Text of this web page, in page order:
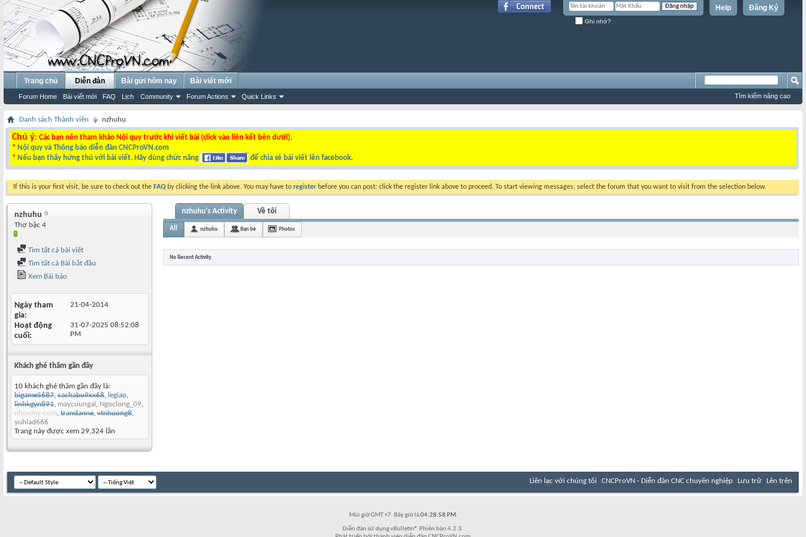
Đăng Ký
Help
Ghi nhớ?
Trang chủ Diễn đàn
Forum Home Bài viết mới FAQ Lịch Community Forum Actions Quick Links
Bài gửi hôm nay Bài viết mới
Tìm kiếm nâng cao
Danh sách Thành viên nzhuhu
Chú ý: Các bạn nên tham khảo Nội quy trước khi viết bài (click vào liên kết bên dưới).
* Nội quy và Thông báo diễn đàn CNCProVN.com
* Nếu bạn thấy hứng thú với bài viết. Hãy dùng chức năng để chia sẻ bài viết lên facebook.
If this is your first visit, be sure to check out the FAQ by clicking the link above. You may have to register before you can post: click the register link above to proceed. To start viewing messages, select the forum that you want to visit from the selection below.
nzhuhu
Thợ bậc 4
Tìm tất cả bài viết
Tìm tất cả Bài bắt đầu
Xem Bài báo
Ngày tham
gia
21-04-2014
Hoạt động
cuối
31-07-2025 08:52:08
PM
Khách ghé thăm gần đây
10 khách ghé thăm gần đây là:
bigame5687, cachabu9xx68, legiao,
linhkgyn891, maycuungai, Ngoclong_09,
nhonmy-com, trandanne, vtnhuong8,
yuhiad666
Trang này được xem 29,324 lần
nzhuhu's Activity Về tôi
All nzhuhu Bạn bè Photos
No Recent Activity
Liên lạc với chúng tôi CNCProVN - Diễn đàn CNC chuyên nghiệp Lưu trữ Lên trên
Múi giờ GMT +7. Bây giờ là04:28:58 PM.
Diễn đàn sử dụng vBulletin® Phiên bản 4.2.3.